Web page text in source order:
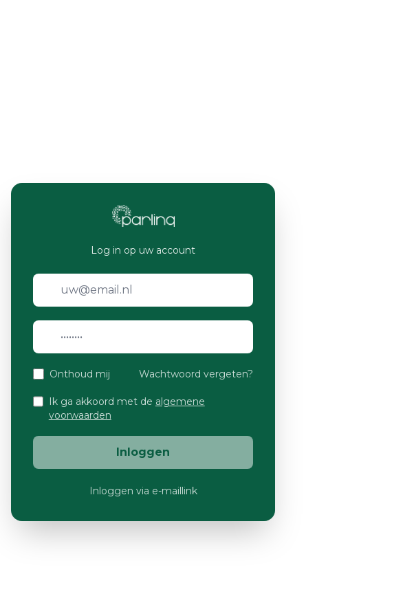
Log in op uw account
Onthoud mij Wachtwoord vergeten?
Ik ga akkoord met de algemene
voorwaarden
Inloggen
Inloggen via e-maillink